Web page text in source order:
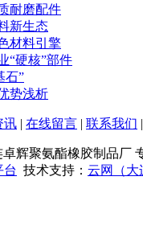
耐磨配件
新生态
材料引擎
“硬核”部件
石”
势浅析
讯 | 在线留言 | 联系我们 |
卓辉聚氨酯橡胶制品厂
台 技术支持： 云网（大